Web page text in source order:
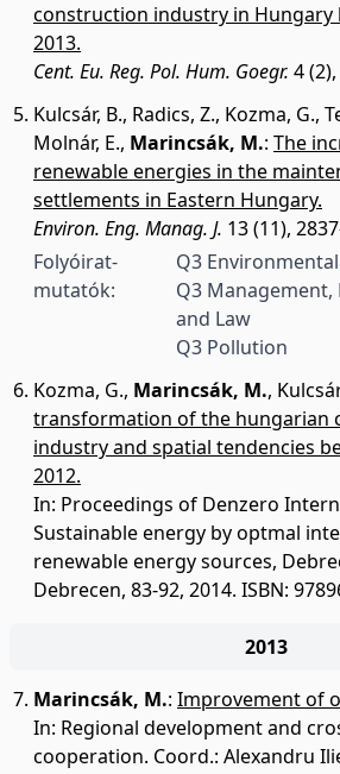
construction industry in Hungary
2013.
Cent. Eu. Reg. Pol. Hum. Goegr. 4
Kulcsár, B., Radics, Z., Kozma, G.,
Molnár, E., Marincsák, M.: The
renewable energies in the
settlements in Eastern Hungary.
Environ. Eng. Manag. J. 13 (11),
Folyóirat-
mutatók:
Q3
Q3
and Law
Q3 Pollution
Kozma, G., Marincsák, M.,
transformation of the hungarian
industry and spatial tendencies
2012.
In: Proceedings of Denzero
Sustainable energy by optmal
renewable energy sources,
Debrecen, 83-92, 2014. ISBN:
2013
Marincsák, M.: Improvement of
In: Regional development and
cooperation. Coord.: Alexandru